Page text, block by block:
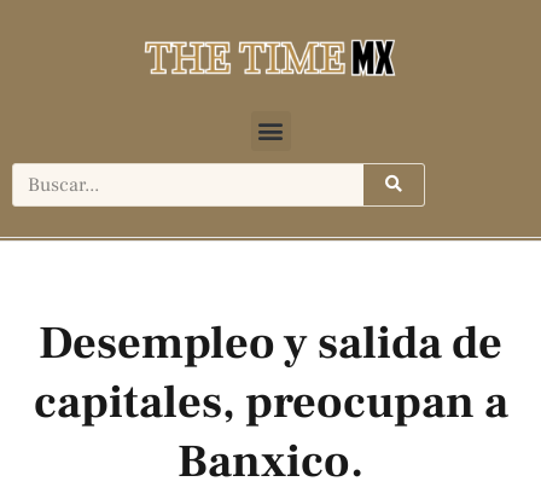
Desempleo y salida de
capitales, preocupan a
Banxico.